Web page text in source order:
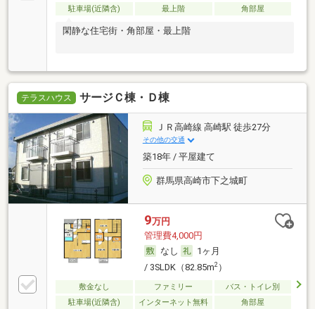
駐車場(近隣含)
最上階 角部屋
閑静な住宅街・角部屋・最上階
テラスハウス サージＣ棟・Ｄ棟
ＪＲ高崎線 高崎駅 徒歩27分
その他の交通
築18年 / 平屋建て
群馬県高崎市下之城町
9万円
管理費4,000円
なし
1ヶ月
/ 3SLDK（82.85m2）
敷金なし ファミリー
バス・トイレ別
駐車場(近隣含)
インターネット無料 角部屋